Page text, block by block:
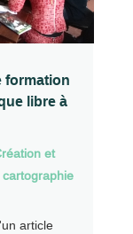
formation
libre à
et
article